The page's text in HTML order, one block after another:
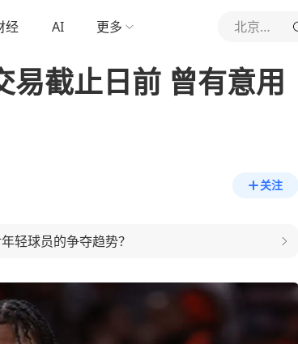
经 AI 更多 北京青年报官网
易截止日前 曾有意用
关注
轻球员的争夺趋势？